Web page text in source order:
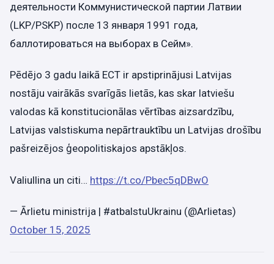
деятельности Коммунистической партии Латвии
(LKP/PSKP) после 13 января 1991 года,
баллотироваться на выборах в Сейм».
Pēdējo 3 gadu laikā ECT ir apstiprinājusi Latvijas
nostāju vairākās svarīgās lietās, kas skar latviešu
valodas kā konstitucionālas vērtības aizsardzību,
Latvijas valstiskuma nepārtrauktību un Latvijas drošību
pašreizējos ģeopolitiskajos apstākļos.
Valiullina un citi… https://t.co/Pbec5qDBwO
— Ārlietu ministrija | #atbalstuUkrainu (@Arlietas)
October 15, 2025